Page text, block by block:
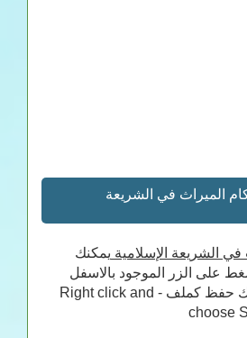
الميراث في الشريعة
في الشريعة الإسلامية يمكنك
على الزر الموجود بالاسفل
بالزر الايمن و بعد ذلك حفظ كملف - Right click and
choose